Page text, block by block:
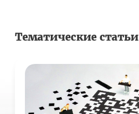
Тематические статьи